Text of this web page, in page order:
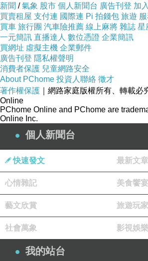
新聞 /氣象 股市 個人新聞台 廣告刊登 加
買賣租屋 支付連 國際連 Pi 拍錢包 旅遊
買車 旅行團 汽車險推薦 線上麻將 雜誌 星
一元簡訊 直播達人 數位憑證 企業簡訊
買網址 虛擬主機 企業郵件
廣告刊登 隱私權聲明
消費者保護 兒童網路安全
About PChome 投資人聯絡 徵才
著作權保護 ｜網路家庭版權所有、轉載必
Online
PChome Online and PChome are
Online Inc.
個人新聞台
快速發文 最新文章
心情雜記 美食饗宴
藝文欣賞 旅遊玩家
社會萬象 影視娛樂
我的站台